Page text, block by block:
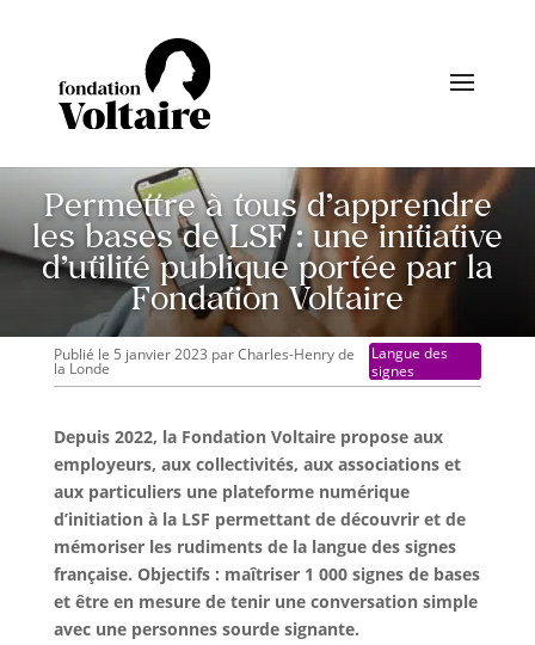
Permettre à tous d’apprendre
les bases de LSF : une initiative
d’utilité publique portée par la
Fondation Voltaire
Publié le 5 janvier 2023 parCharles-Henry de
la Londe
Langue des
signes
Depuis 2022, la Fondation Voltaire propose aux
employeurs, aux collectivités, aux associations et
aux particuliers une plateforme numérique
d’initiation à la LSF permettant de découvrir et de
mémoriser les rudiments de la langue des signes
française. Objectifs : maîtriser 1 000 signes de bases
et être en mesure de tenir une conversation simple
avec une personnes sourde signante.